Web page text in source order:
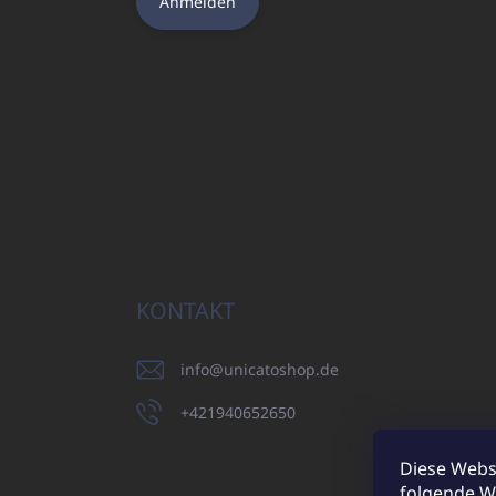
Diese
KONTAKT
info@unicatoshop.de
+421940652650